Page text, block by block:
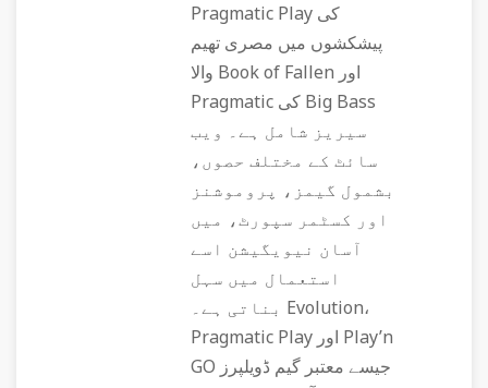
Pragmatic Play کی
پیشکشوں میں مصری تھیم
والا Book of Fallen اور
Pragmatic کی Big Bass
سیریز شامل ہے۔ ویب
سائٹ کے مختلف حصوں،
بشمول گیمز، پروموشنز
اور کسٹمر سپورٹ، میں
آسان نیویگیشن اسے
استعمال میں سہل
بناتی ہے۔ Evolution،
Pragmatic Play اور Play’n
GO جیسے معتبر گیم ڈویلپرز